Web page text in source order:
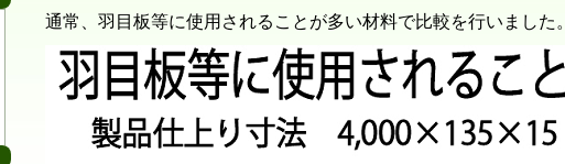
通常、羽目板等に使用されることが多い材料で比較を行いました。